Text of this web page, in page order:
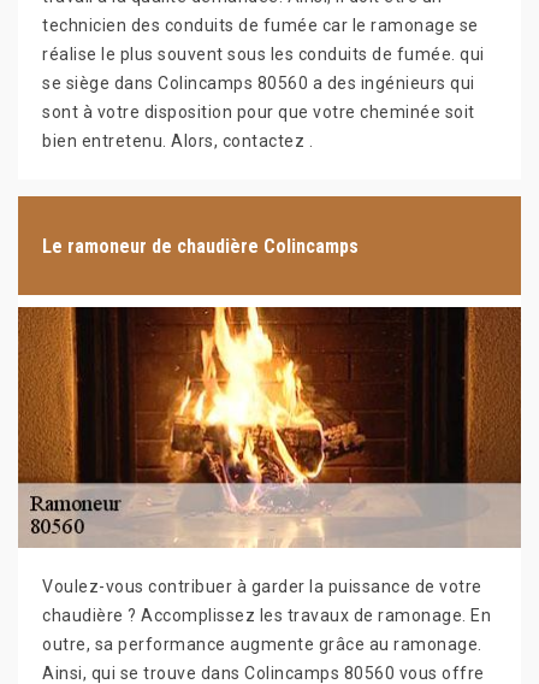
technicien des conduits de fumée car le ramonage se
réalise le plus souvent sous les conduits de fumée. qui
se siège dans Colincamps 80560 a des ingénieurs qui
sont à votre disposition pour que votre cheminée soit
bien entretenu. Alors, contactez .
Le ramoneur de chaudière Colincamps
Voulez-vous contribuer à garder la puissance de votre
chaudière ? Accomplissez les travaux de ramonage. En
outre, sa performance augmente grâce au ramonage.
Ainsi, qui se trouve dans Colincamps 80560 vous offre